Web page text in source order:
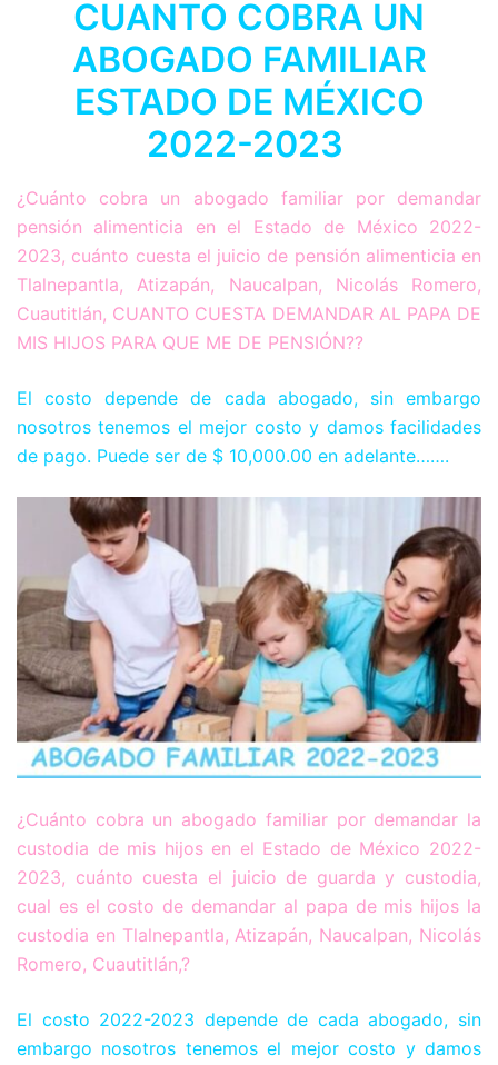
CUANTO COBRA UN
ABOGADO FAMILIAR
ESTADO DE MÉXICO
2022-2023
¿Cuánto cobra un abogado familiar por demandar
pensión alimenticia en el Estado de México 2022-
2023, cuánto cuesta el juicio de pensión alimenticia en
Tlalnepantla, Atizapán, Naucalpan, Nicolás Romero,
Cuautitlán, CUANTO CUESTA DEMANDAR AL PAPA DE
MIS HIJOS PARA QUE ME DE PENSIÓN??
El costo depende de cada abogado, sin embargo
nosotros tenemos el mejor costo y damos facilidades
de pago. Puede ser de $ 10,000.00 en adelante…….
¿Cuánto cobra un abogado familiar por demandar la
custodia de mis hijos en el Estado de México 2022-
2023, cuánto cuesta el juicio de guarda y custodia,
cual es el costo de demandar al papa de mis hijos la
custodia en Tlalnepantla, Atizapán, Naucalpan, Nicolás
Romero, Cuautitlán,?
El costo 2022-2023 depende de cada abogado, sin
embargo nosotros tenemos el mejor costo y damos